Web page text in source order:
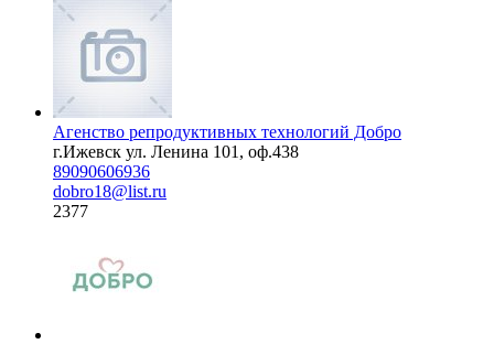
Агенство репродуктивных технологий Добро
г.Ижевск ул. Ленина 101, оф.438
89090606936
dobro18@list.ru
2377